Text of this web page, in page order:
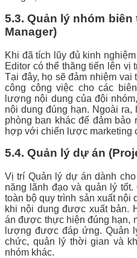
5.3. Quản lý nhóm biên
Manager)
Khi đã tích lũy đủ kinh
Editor có thể thăng tiến lên vị
Tại đây, họ sẽ đảm nhiệm vai
công công việc cho các
lượng nội dung của đội
nội dung đúng hạn. Ngoài
phòng ban khác để đảm
hợp với chiến lược marketing
5.4. Quản lý dự án
Vị trí Quản lý dự án dành
năng lãnh đạo và quản lý
toàn bộ quy trình sản xuất nội
khi nội dung được xuất bản.
án được thực hiện đúng hạn,
lượng được đáp ứng. Quản
chức, quản lý thời gian và
nhóm khác.